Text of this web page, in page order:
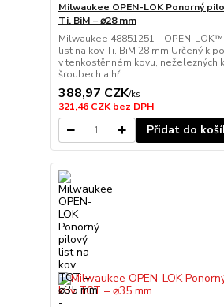
Milwaukee OPEN-LOK Ponorný
Ti. BiM – ⌀28 mm
Milwaukee 48851251 – OPEN-
list na kov Ti. BiM 28 mm Určený k
v tenkostěnném kovu, neželezných
šroubech a hř...
388,97 CZK/ks
321,46 CZKbez DPH
Přidat do